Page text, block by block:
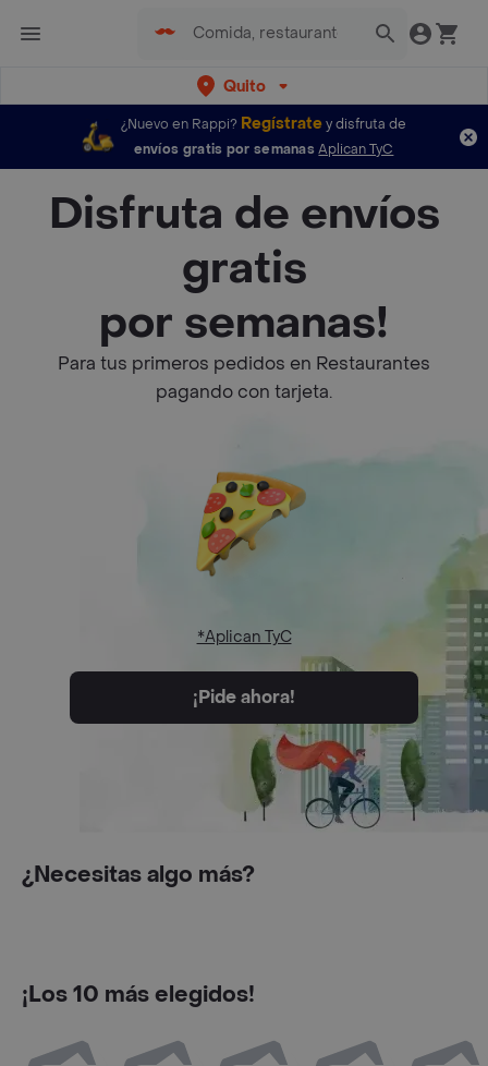
Quito
¿Nuevo en Rappi? Regístratey disfruta de
envíos gratis por semanas Aplican TyC
Disfruta de envíos
gratis
por semanas!
Para tus primeros pedidos en Restaurantes
pagando con tarjeta.
*Aplican TyC
¡Pide ahora!
¿Necesitas algo más?
¡Los 10 más elegidos!